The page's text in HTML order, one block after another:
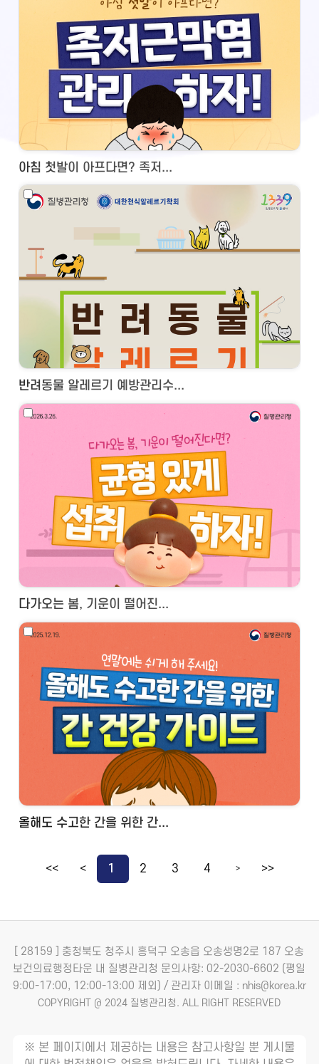
아침 첫발이 아프다면? 족저...
반려동물 알레르기 예방관리수...
다가오는 봄, 기운이 떨어진...
올해도 수고한 간을 위한 간...
<< < 1 2 3 4 > >>
[ 28159 ] 충청북도 청주시 흥덕구 오송읍 오송생명2로 187 오송
보건의료행정타운 내 질병관리청 문의사항: 02-2030-6602 (평일
9:00-17:00, 12:00-13:00 제외) / 관리자 이메일 : nhis@korea.kr
COPYRIGHT @ 2024 질병관리청. ALL RIGHT RESERVED
※ 본 페이지에서 제공하는 내용은 참고사항일 뿐 게시물